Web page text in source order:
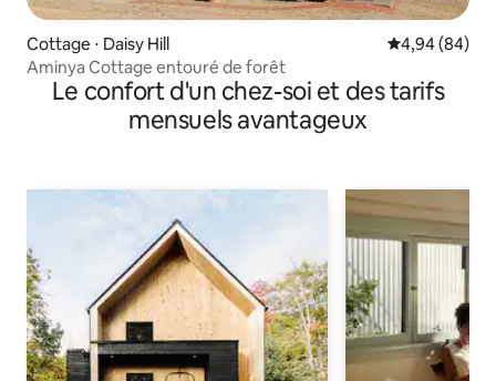
Cottage ⋅ Daisy Hill Évaluation
4,94 (84)
Aminya Cottage entouré de forêt
Le confort d'un chez-soi et des tarifs
mensuels avantageux